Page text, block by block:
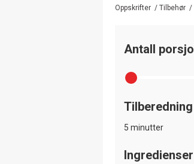
Oppskrifter / Tilbehør /
Antall
Tilberedning
5 minutter
Ingredienser